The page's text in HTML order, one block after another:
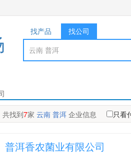
找产品 找公司
共找到7家 云南 普洱企业信息 只看
普洱香农菌业有限公司